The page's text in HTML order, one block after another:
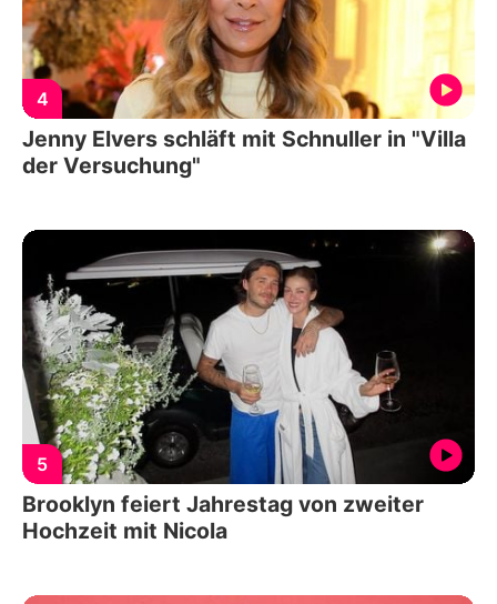
4
Jenny Elvers schläft mit Schnuller in "Villa
der Versuchung"
5
Brooklyn feiert Jahrestag von zweiter
Hochzeit mit Nicola